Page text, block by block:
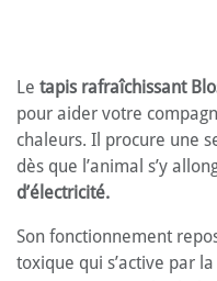
Le tapis rafraîchissant
pour aider votre
chaleurs. Il procure une
dès que l’animal s’y
d’électricité.
Son fonctionnement
toxique qui s’active par